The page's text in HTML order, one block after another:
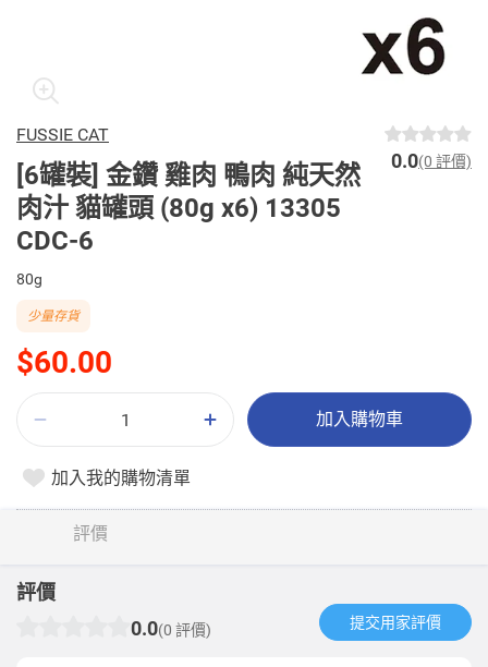
FUSSIE CAT
[6罐裝] 金鑽 雞肉 鴨肉 純天然
肉汁 貓罐頭 (80g x6) 13305
CDC-6
0.0(0 評價)
80g
$60.00
少量存貨
加入購物車
加入我的購物清單
評價
評價
0.0(0 評價) 提交用家評價​